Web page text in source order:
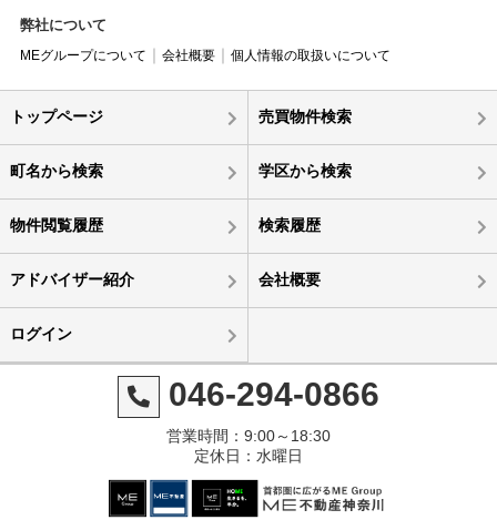
弊社について
MEグループについて 会社概要 個人情報の取扱いについて
トップページ 売買物件検索
町名から検索 学区から検索
物件閲覧履歴 検索履歴
アドバイザー紹介 会社概要
ログイン
046-294-0866
営業時間：9:00～18:30
定休日：水曜日